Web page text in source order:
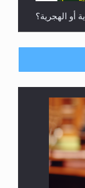
أو الهجرية؟
وغير